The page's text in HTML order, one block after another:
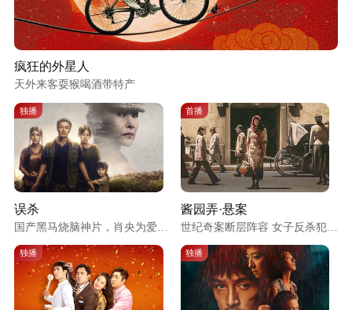
疯狂的外星人
天外来客耍猴喝酒带特产
独播
误杀
国产黑马烧脑神片，肖央为爱涉
险
首播
酱园弄·悬案
世纪奇案断层阵容 女子反杀犯罪
大片
独播 独播